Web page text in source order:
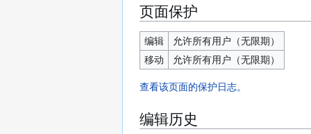
页面保护
编辑
允许所有用户​（无限期）
移动
允许所有用户​（无限期）
查看该页面的保护日志。
编辑历史